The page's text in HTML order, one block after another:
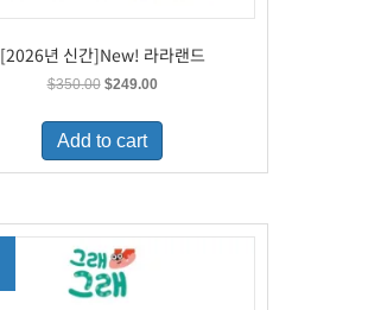
[2026년 신간]New! 라라랜드
$350.00 Original
was:
$350.00.
$249.00Current
is:
Add to cart